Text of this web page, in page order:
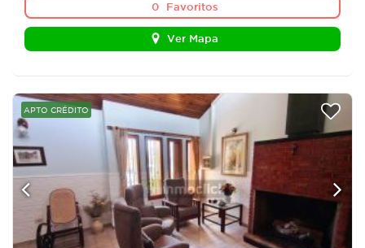
0 Favoritos
Ver Mapa
APTO CRÉDITO